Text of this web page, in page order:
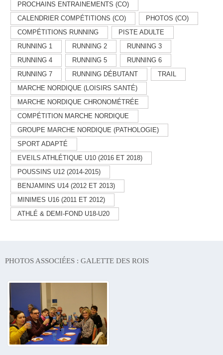
PROCHAINS ENTRAINEMENTS (CO)
CALENDRIER COMPÉTITIONS (CO)
PHOTOS (CO)
COMPÉTITIONS RUNNING
PISTE ADULTE
RUNNING 1
RUNNING 2
RUNNING 3
RUNNING 4
RUNNING 5
RUNNING 6
RUNNING 7
RUNNING DÉBUTANT
TRAIL
MARCHE NORDIQUE (LOISIRS SANTÉ)
MARCHE NORDIQUE CHRONOMÉTRÉE
COMPÉTITION MARCHE NORDIQUE
GROUPE MARCHE NORDIQUE (PATHOLOGIE)
SPORT ADAPTÉ
EVEILS ATHLÉTIQUE U10 (2016 ET 2018)
POUSSINS U12 (2014-2015)
BENJAMINS U14 (2012 ET 2013)
MINIMES U16 (2011 ET 2012)
ATHLÉ & DEMI-FOND U18-U20
PHOTOS ASSOCIÉES : GALETTE DES ROIS